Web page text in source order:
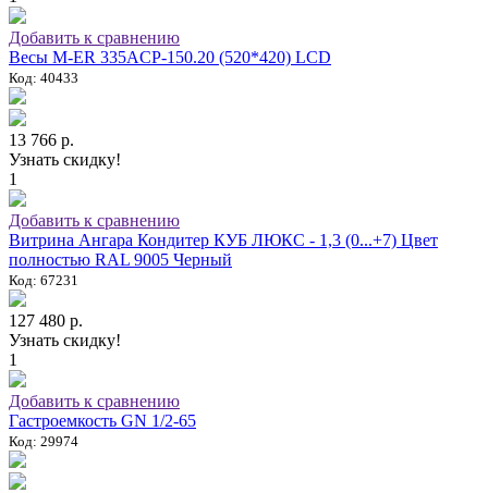
Добавить к сравнению
Весы M-ER 335ACP-150.20 (520*420) LCD
Код: 40433
13 766 р.
Узнать скидку!
1
Добавить к сравнению
Витрина Ангара Кондитер КУБ ЛЮКС - 1,3 (0...+7) Цвет
полностью RAL 9005 Черный
Код: 67231
127 480 р.
Узнать скидку!
1
Добавить к сравнению
Гастроемкость GN 1/2-65
Код: 29974